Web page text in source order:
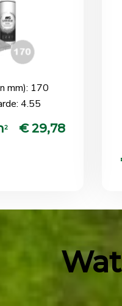
mm): 170
4.55
2 € 29,78